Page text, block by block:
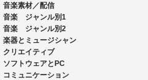
音楽素材／配信
音楽 ジャンル別1
音楽 ジャンル別2
楽器とミュージシャン
クリエイティブ
ソフトウェアとPC
コミュニケーション